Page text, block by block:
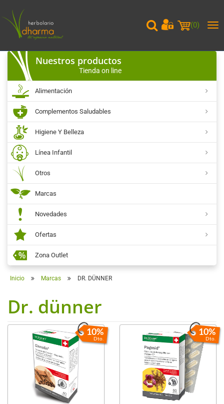
(0)
Nuestros productos
Tienda on line
Alimentación
Complementos Saludables
Higiene Y Belleza
Línea Infantil
Otros
Marcas
Novedades
Ofertas
Zona Outlet
Inicio Marcas DR. DÜNNER
Dr. dünner
10%
Dto.
10%
Dto.